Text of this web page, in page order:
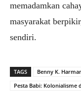
memadamkan
masyarakat
sendiri.
TAGS Benny K.
Pesta Babi: Kolonialisme